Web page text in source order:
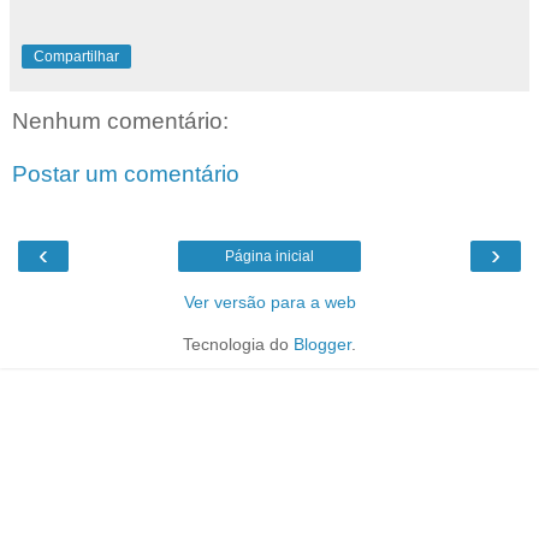
Compartilhar
Nenhum comentário:
Postar um comentário
‹ ›
Página inicial
Ver versão para a web
Tecnologia do Blogger.